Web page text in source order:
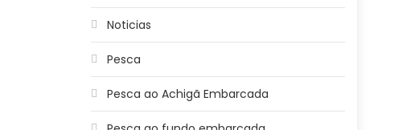
Noticias
Pesca
Pesca ao Achigã Embarcada